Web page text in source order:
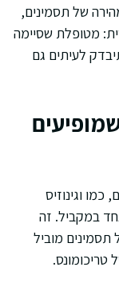
של תסמינים,
מטופלת שסיימה
לעיתים גם
וגינוזיס
במקביל. זה
תסמינים מוביל